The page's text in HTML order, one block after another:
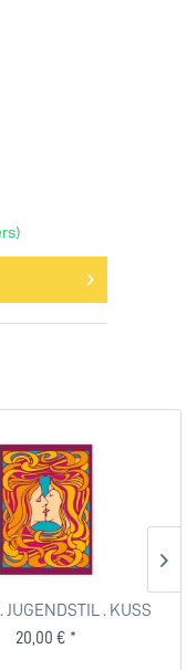
JUGENDSTIL . KUSS
. edited by...
20,00 € *